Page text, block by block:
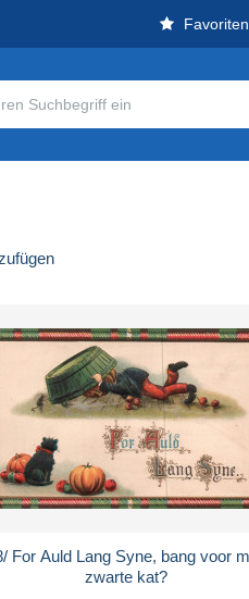
Favoriten
For Auld Lang Syne, bang voor
zwarte kat?